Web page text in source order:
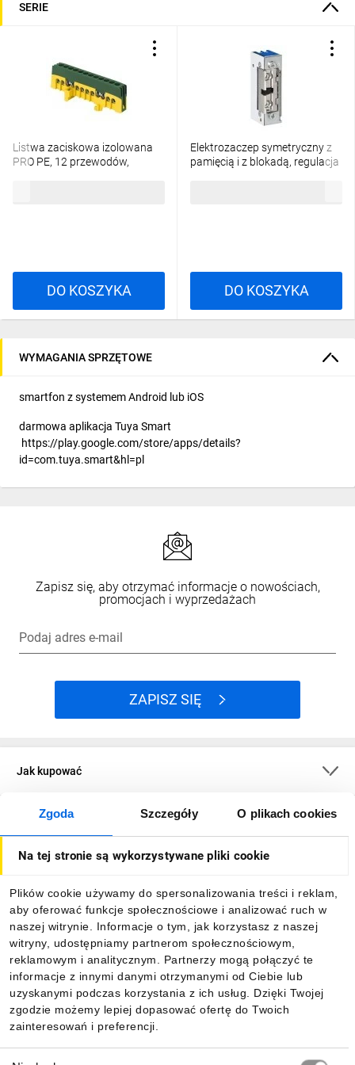
Zgoda Szczegóły O plikach cookies
Na tej stronie są wykorzystywane pliki cookie
Plików cookie używamy do spersonalizowania treści i reklam,
aby oferować funkcje społecznościowe i analizować ruch w
naszej witrynie. Informacje o tym, jak korzystasz z naszej
witryny, udostępniamy partnerom społecznościowym,
reklamowym i analitycznym. Partnerzy mogą połączyć te
informacje z innymi danymi otrzymanymi od Ciebie lub
uzyskanymi podczas korzystania z ich usług. Dzięki Twojej
zgodzie możemy lepiej dopasować ofertę do Twoich
zainteresowań i preferencji.
SERIE
Listwa zaciskowa izolowana
PRO PE, 12 przewodów,
DO KOSZYKA
Elektrozaczep symetryczny z
pamięcią i z blokadą, regulacja
DO KOSZYKA
WYMAGANIA SPRZĘTOWE
smartfon z systemem Android lub iOS
darmowa aplikacja Tuya Smart
https://play.google.com/store/apps/details?
id=com.tuya.smart&hl=pl
Zapisz się, aby otrzymać informacje o nowościach,
promocjach i wyprzedażach
Podaj adres e-mail
ZAPISZ SIĘ
Jak kupować
O firmie
Informacje
Pobierz naszą aplikację mobilną: